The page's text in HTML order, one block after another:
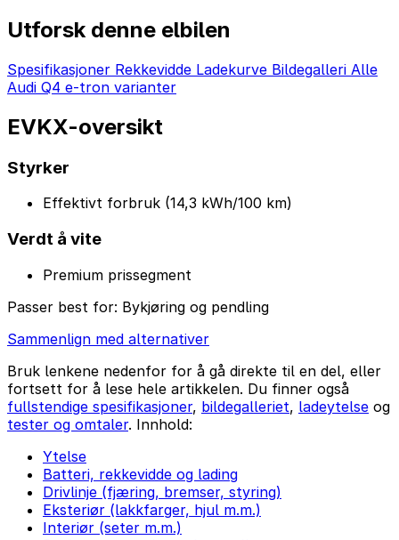
Utforsk denne elbilen
Spesifikasjoner Rekkevidde Ladekurve Bildegalleri Alle
Audi Q4 e-tron varianter
EVKX-oversikt
Styrker
Effektivt forbruk (14,3 kWh/100 km)
Verdt å vite
Premium prissegment
Passer best for: Bykjøring og pendling
Sammenlign med alternativer
Bruk lenkene nedenfor for å gå direkte til en del, eller
fortsett for å lese hele artikkelen. Du finner også
fullstendige spesifikasjoner, bildegalleriet, ladeytelse og
tester og omtaler. Innhold:
Ytelse
Batteri, rekkevidde og lading
Drivlinje (fjæring, bremser, styring)
Eksteriør (lakkfarger, hjul m.m.)
Interiør (seter m.m.)